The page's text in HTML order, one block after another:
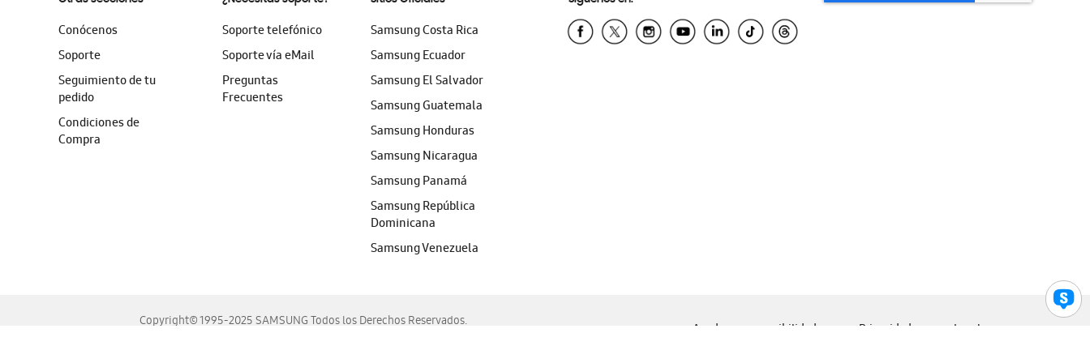
Conócenos
Soporte
Seguimiento de tu
pedido
Condiciones de
Compra
Soporte telefónico
Soporte vía eMail
Preguntas
Frecuentes
Samsung Costa Rica
Samsung Ecuador
Samsung El Salvador
Samsung Guatemala
Samsung Honduras
Samsung Nicaragua
Samsung Panamá
Samsung República
Dominicana
Samsung Venezuela
Copyright© 1995-2025 SAMSUNG Todos los Derechos Reservados.
Ayuda para accesibilidad Privacidad Legal